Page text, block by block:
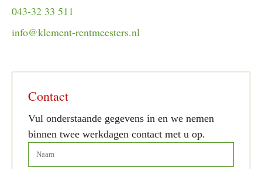
043-32 33 511
info@klement-rentmeesters.nl
Contact
Vul onderstaande gegevens in en we nemen
binnen twee werkdagen contact met u op.